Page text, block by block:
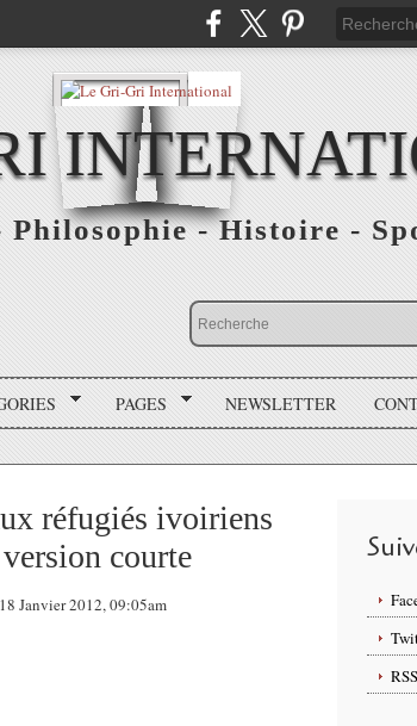
- Histoire -
PAGES NEWSLETTER
réfugiés ivoiriens
courte
Janvier 2012, 09:05am
RSS